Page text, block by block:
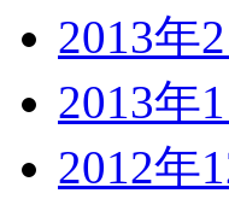
2013年
2013年
2012年